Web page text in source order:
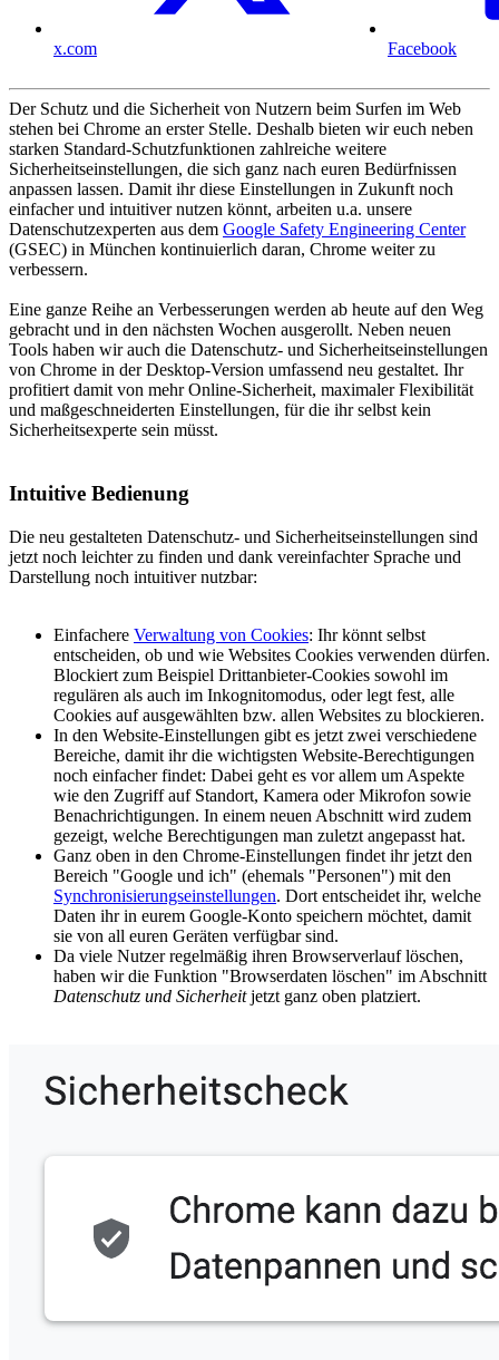
x.com Facebook
Der Schutz und die Sicherheit von Nutzern beim Surfen im Web
stehen bei Chrome an erster Stelle. Deshalb bieten wir euch neben
starken Standard-Schutzfunktionen zahlreiche weitere
Sicherheitseinstellungen, die sich ganz nach euren Bedürfnissen
anpassen lassen. Damit ihr diese Einstellungen in Zukunft noch
einfacher und intuitiver nutzen könnt, arbeiten u.a. unsere
Datenschutzexperten aus dem Google Safety Engineering Center
(GSEC) in München kontinuierlich daran, Chrome weiter zu
verbessern.
Eine ganze Reihe an Verbesserungen werden ab heute auf den Weg
gebracht und in den nächsten Wochen ausgerollt. Neben neuen
Tools haben wir auch die Datenschutz- und Sicherheitseinstellungen
von Chrome in der Desktop-Version umfassend neu gestaltet. Ihr
profitiert damit von mehr Online-Sicherheit, maximaler Flexibilität
und maßgeschneiderten Einstellungen, für die ihr selbst kein
Sicherheitsexperte sein müsst.
Intuitive Bedienung
Die neu gestalteten Datenschutz- und Sicherheitseinstellungen sind
jetzt noch leichter zu finden und dank vereinfachter Sprache und
Darstellung noch intuitiver nutzbar:
Einfachere Verwaltung von Cookies: Ihr könnt selbst
entscheiden, ob und wie Websites Cookies verwenden dürfen.
Blockiert zum Beispiel Drittanbieter-Cookies sowohl im
regulären als auch im Inkognitomodus, oder legt fest, alle
Cookies auf ausgewählten bzw. allen Websites zu blockieren.
In den Website-Einstellungen gibt es jetzt zwei verschiedene
Bereiche, damit ihr die wichtigsten Website-Berechtigungen
noch einfacher findet: Dabei geht es vor allem um Aspekte
wie den Zugriff auf Standort, Kamera oder Mikrofon sowie
Benachrichtigungen. In einem neuen Abschnitt wird zudem
gezeigt, welche Berechtigungen man zuletzt angepasst hat.
Ganz oben in den Chrome-Einstellungen findet ihr jetzt den
Bereich "Google und ich" (ehemals "Personen") mit den
Synchronisierungseinstellungen. Dort entscheidet ihr, welche
Daten ihr in eurem Google-Konto speichern möchtet, damit
sie von all euren Geräten verfügbar sind.
Da viele Nutzer regelmäßig ihren Browserverlauf löschen,
haben wir die Funktion "Browserdaten löschen" im Abschnitt
Datenschutz und Sicherheitjetzt ganz oben platziert.